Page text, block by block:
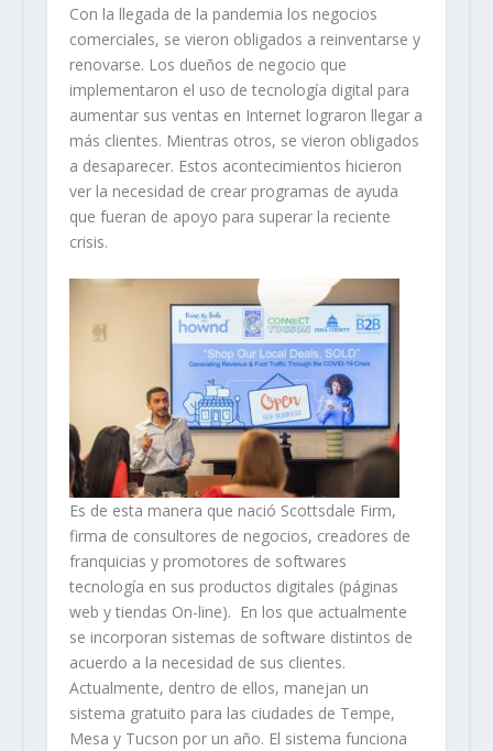
Con la llegada de la pandemia los negocios
comerciales, se vieron obligados a reinventarse y
renovarse. Los dueños de negocio que
implementaron el uso de tecnología digital para
aumentar sus ventas en Internet lograron llegar a
más clientes. Mientras otros, se vieron obligados
a desaparecer. Estos acontecimientos hicieron
ver la necesidad de crear programas de ayuda
que fueran de apoyo para superar la reciente
crisis.
Es de esta manera que nació Scottsdale Firm,
firma de consultores de negocios, creadores de
franquicias y promotores de softwares
tecnología en sus productos digitales (páginas
web y tiendas On-line). En los que actualmente
se incorporan sistemas de software distintos de
acuerdo a la necesidad de sus clientes.
Actualmente, dentro de ellos, manejan un
sistema gratuito para las ciudades de Tempe,
Mesa y Tucson por un año. El sistema funciona